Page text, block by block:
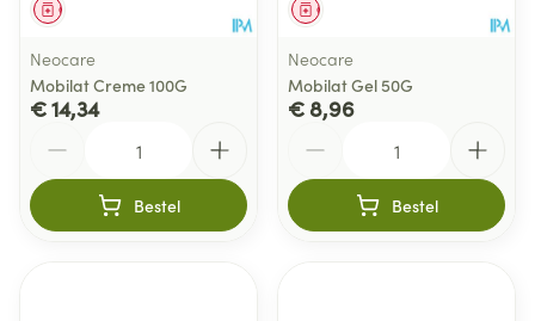
Geneesmiddel
Neocare
Mobilat Creme 100G
€ 14,34
Bestel
Geneesmiddel
Neocare
Mobilat Gel 50G
€ 8,96
Bestel